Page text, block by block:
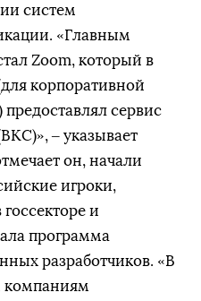
систем
«Главным
Zoom, который в
корпоративной
сервис
– указывает
он, начали
игроки,
и
программа
разработчиков. «В
компаниям